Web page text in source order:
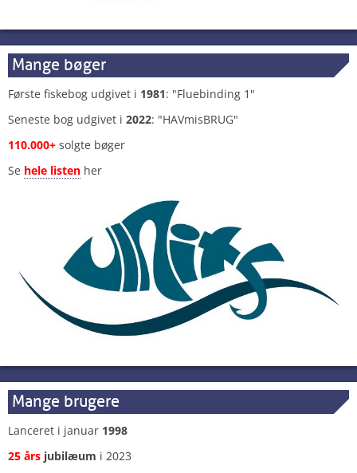
Mange bøger
Første fiskebog udgivet i 1981: "Fluebinding 1"
Seneste bog udgivet i 2022: "HAVmisBRUG"
110.000+ solgte bøger
Se hele listen her
Mange brugere
Lanceret i januar 1998
25 års jubilæum i 2023